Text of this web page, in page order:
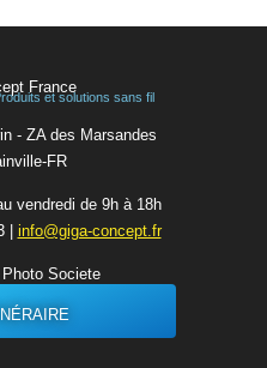
et solutions sans fil
- ZA des Marsandes
ㅤ-ㅤFR
vendredi de 9h à 18h
| info@giga-concept.fr